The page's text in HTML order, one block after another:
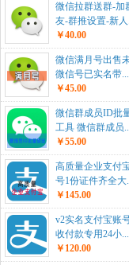
微信拉群送群-加
友-群推设置-新人
￥40.00
微信满月号出售
微信号已实名带...
￥45.00
微信群成员ID批
工具 微信群成员
￥55.00
高质量企业支付
号1份证件齐全大
￥145.00
v2实名支付宝账
收付款专用24小...
￥120.00